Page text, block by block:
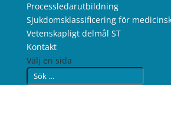
Processledarutbildning
Sjukdomsklassificering för
Vetenskapligt delmål ST
Kontakt
Välj en sida